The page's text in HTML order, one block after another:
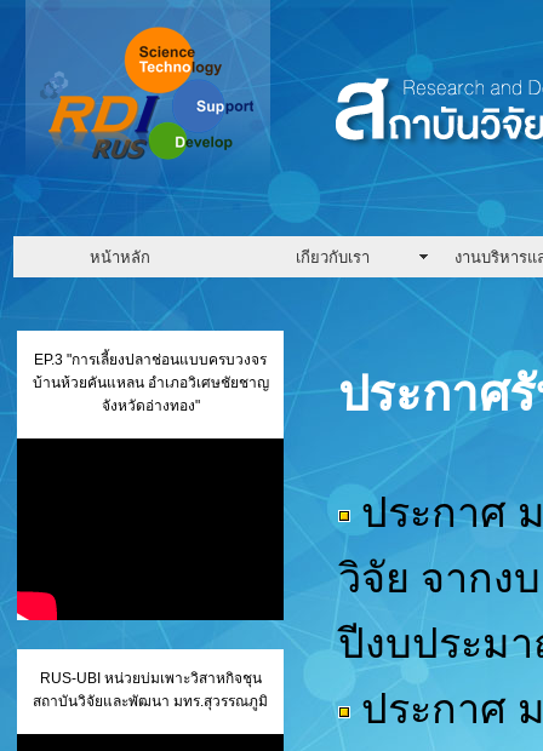
หน้าหลัก เกียวกับเรา งานบริหาร
EP.3 "การเลี้ยงปลาช่อนแบบครบวงจร
บ้านห้วยคันแหลน อำเภอวิเศษชัยชาญ
จังหวัดอ่างทอง"
RUS-UBI หน่วยบ่มเพาะวิสาหกิจชุน
สถาบันวิจัยและพัฒนา มทร.สุวรรณภูมิ
ประกาศ
ประกาศ
วิจัย จากง
ปีงบประม
ประกาศ